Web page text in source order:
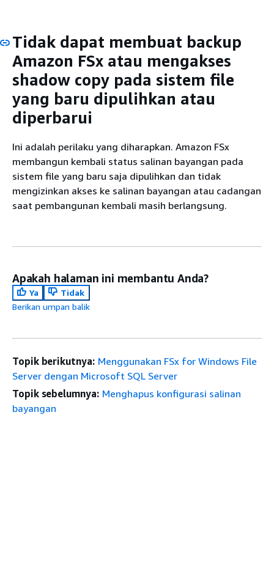
Tidak dapat membuat backup
Amazon FSx atau mengakses
shadow copy pada sistem file
yang baru dipulihkan atau
diperbarui
Ini adalah perilaku yang diharapkan. Amazon FSx
membangun kembali status salinan bayangan pada
sistem file yang baru saja dipulihkan dan tidak
mengizinkan akses ke salinan bayangan atau cadangan
saat pembangunan kembali masih berlangsung.
Apakah halaman ini membantu Anda?
Ya
Tidak
Berikan umpan balik
Topik berikutnya: Menggunakan FSx for Windows File
Server dengan Microsoft SQL Server
Topik sebelumnya: Menghapus konfigurasi salinan
bayangan